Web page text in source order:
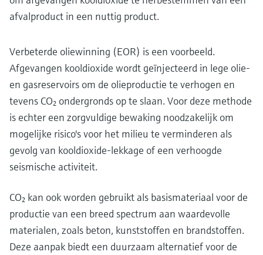
afvalproduct in een nuttig product.
Verbeterde oliewinning (EOR) is een voorbeeld.
Afgevangen kooldioxide wordt geïnjecteerd in lege olie-
en gasreservoirs om de olieproductie te verhogen en
tevens CO₂ ondergronds op te slaan. Voor deze methode
is echter een zorgvuldige bewaking noodzakelijk om
mogelijke risico's voor het milieu te verminderen als
gevolg van kooldioxide-lekkage of een verhoogde
seismische activiteit.
CO₂ kan ook worden gebruikt als basismateriaal voor de
productie van een breed spectrum aan waardevolle
materialen, zoals beton, kunststoffen en brandstoffen.
Deze aanpak biedt een duurzaam alternatief voor de